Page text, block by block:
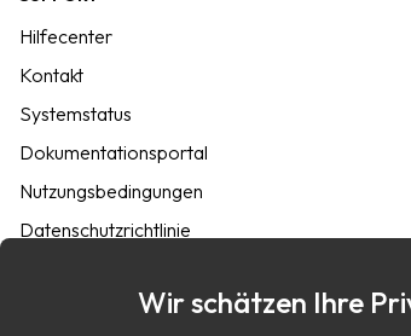
Hilfecenter
Kontakt
Systemstatus
Dokumentationsportal
Nutzungsbedingungen
Datenschutzrichtlinie
Wir schätzen Ihre